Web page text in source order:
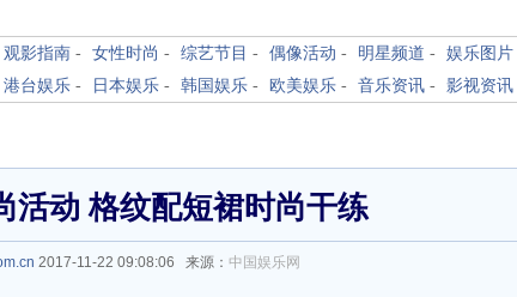
观影指南 - 女性时尚 - 综艺节目 - 偶像活动 - 明星频道 - 娱乐图片
港台娱乐 - 日本娱乐 - 韩国娱乐 - 欧美娱乐 - 音乐资讯 - 影视资讯
活动 格纹配短裙时尚干练
2017-11-22 09:08:06 来源： 中国娱乐网